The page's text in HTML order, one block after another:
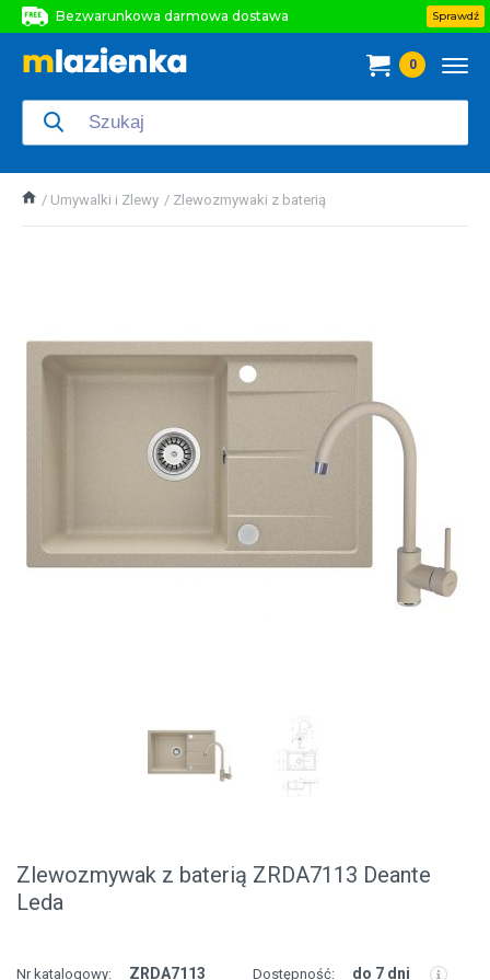
Bezwarunkowa darmowa dostawa
Bezwarunkowa darmowa dostawa
Sprawdź
0
Umywalki i Zlewy Zlewozmywaki z baterią
Zlewozmywak z baterią ZRDA7113 Deante
Leda
Nr katalogowy: ZRDA7113 Dostępność: do 7 dni